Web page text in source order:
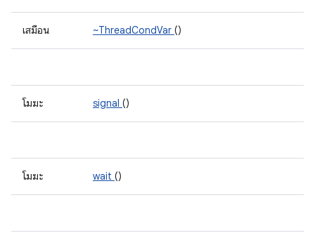
เสมือน ~ThreadCondVar ()
โมฆะ signal ()
โมฆะ wait ()